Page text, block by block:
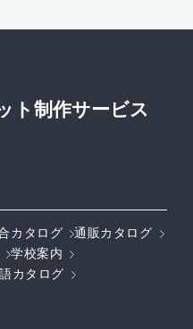
ト制作サービス
カタログ
通販カタログ
学校案内
カタログ